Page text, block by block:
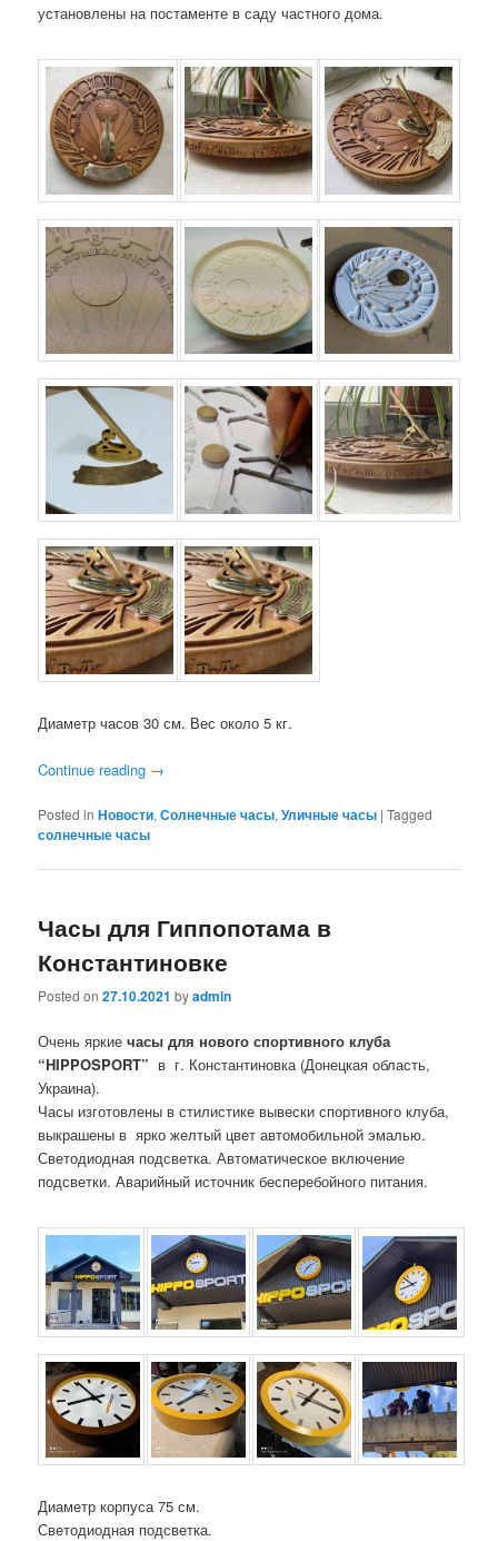
установлены на постаменте в саду частного дома.
Диаметр часов 30 см. Вес около 5 кг.
Continue reading →
Posted in Новости,Солнечные часы,Уличные часы |Tagged
солнечные часы
Часы для Гиппопотама в
Константиновке
Posted on27.10.2021 byadmin
Очень яркиечасы для нового спортивного клуба
“HIPPOSPORT” в г. Константиновка (Донецкая область,
Украина).
Часы изготовлены в стилистике вывески спортивного клуба,
выкрашены в ярко желтый цвет автомобильной эмалью.
Светодиодная подсветка. Автоматическое включение
подсветки. Аварийный источник бесперебойного питания.
Диаметр корпуса 75 см.
Светодиодная подсветка.